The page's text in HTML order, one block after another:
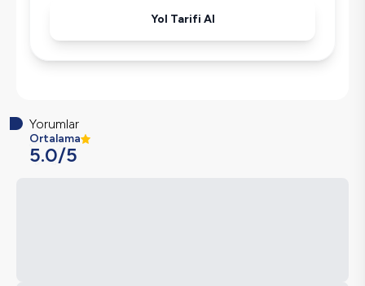
Yol Tarifi Al
Yorumlar
Ortalama
5.0/5